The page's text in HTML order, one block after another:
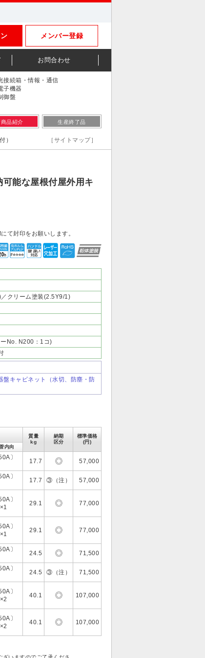
メンバー登録
お問合わせ
接続箱・情報・通信
子機器
御盤
商品紹介 生産終了品
） ［サイトマップ］
能な屋根付屋外用キ
て封印をお願いします。
クリーム塗装(2.5Y9/1)
No. N200：1コ)
盤キャビネット（水切、防塵・防
質量
kg
納期
区分
標準価格
(円)
内向
〕
17.7 57,000
〕
17.7 ③（注） 57,000
〕
29.1 77,000
〕
29.1 77,000
〕
24.5 71,500
〕
24.5 ③（注） 71,500
〕
40.1 107,000
〕
40.1 107,000